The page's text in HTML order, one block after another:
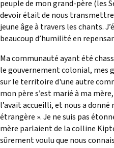
peuple de mon grand-père (les
devoir était de nous transmettre
jeune âge à travers les chants.
beaucoup d’humilité en
Ma communauté ayant été
le gouvernement colonial, mes
sur le territoire d'une autre
mon père s’est marié à ma
l’avait accueilli, et nous a donné
étrangère ». Je ne suis pas
mère parlaient de la colline
sûrement voulu que nous